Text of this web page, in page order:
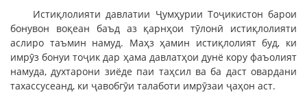
Истиқлолияти давлатии Ҷумҳурии Тоҷикистон барои
бонувон воқеан баъд аз қарнҳои тӯлонӣ истиқлолияти
аслиро таъмин намуд. Маҳз ҳамин истиқлолият буд, ки
имрӯз бонуи тоҷик дар ҳама давлатҳои дунё кору фаъолият
намуда, духтарони зиёде паи таҳсил ва ба даст овардани
тахассусеанд, ки ҷавобгӯи талаботи имрӯзаи ҷаҳон аст.